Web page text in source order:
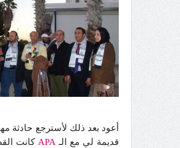
أعود بعد ذلك لأسترجع حادثة
قديمة لي مع الـ APA كانت